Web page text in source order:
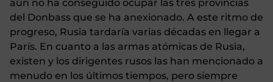
aún no ha conseguido ocupar las tres provincias
del Donbass que se ha anexionado. A este ritmo de
progreso, Rusia tardaría varias décadas en llegar a
París. En cuanto a las armas atómicas de Rusia,
existen y los dirigentes rusos las han mencionado a
menudo en los últimos tiempos, pero siempre